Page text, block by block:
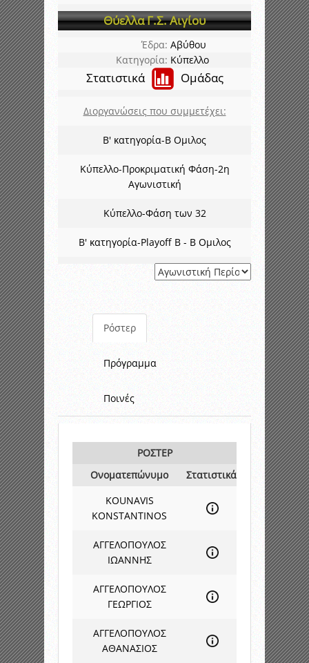
Θύελλα Γ.Σ. Αιγίου
Έδρα: Αβύθου
Κατηγορία: Κύπελλο
Στατιστικά Ομάδας
Διοργανώσεις που συμμετέχει:
Β' κατηγορία-Β Ομιλος
Κύπελλο-Προκριματική Φάση-2η
Αγωνιστική
Κύπελλο-Φάση των 32
Β' κατηγορία-Playoff B - Β Ομιλος
Ρόστερ
Πρόγραμμα
Ποινές
ΡΟΣΤΕΡ
Ονοματεπώνυμο
Στατιστικά
KOUNAVIS
KONSTANTINOS
ΑΓΓΕΛΟΠΟΥΛΟΣ
ΙΩΑΝΝΗΣ
ΑΓΓΕΛΟΠΟΥΛΟΣ
ΓΕΩΡΓΙΟΣ
ΑΓΓΕΛΟΠΟΥΛΟΣ
ΑΘΑΝΑΣΙΟΣ